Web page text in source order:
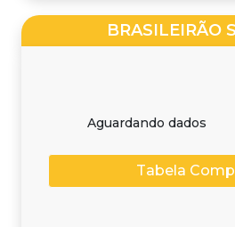
BRASILEIRÃO
Aguardando dados
Tabela